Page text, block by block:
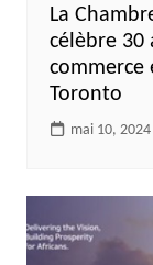
La
célèbre 30
commerce
Toronto
mai 10, 2024